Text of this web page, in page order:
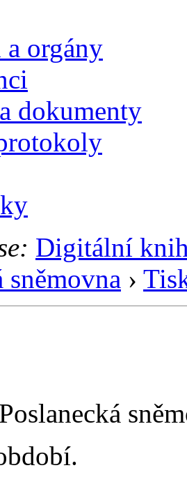
a orgány
dokumenty
Digitální
sněmovna ›
Poslanecká